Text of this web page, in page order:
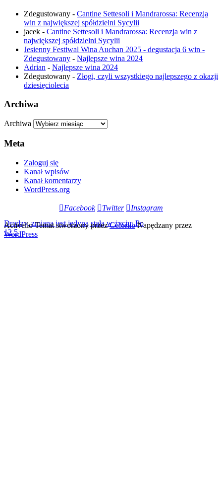
Drodzy, zmiana jest jedyną stałą w życiu. Po
12,5
Zdegustowany - Cantine Settesoli i Mandrarossa: Recenzja
win z największej spółdzielni Sycylii
jacek - Cantine Settesoli i Mandrarossa: Recenzja win z
największej spółdzielni Sycylii
Jesienny Festiwal Wina Auchan 2025 - degustacja 6 win -
Zdegustowany - Najlepsze wina 2024
Adrian - Najlepsze wina 2024
Zdegustowany - Złogi, czyli wszystkiego najlepszego z okazji
dziesięciolecia
Archiwa
Archiwa
Meta
Zaloguj się
Kanał wpisów
Kanał komentarzy
WordPress.org
Facebook Twitter Instagram
Activello Temat stworzony przezColorlibNapędzany przez
WordPress